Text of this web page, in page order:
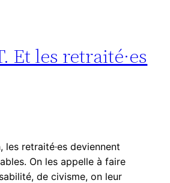
Et les retraité·es
les retraité·es deviennent
On les appelle à faire
de civisme, on leur